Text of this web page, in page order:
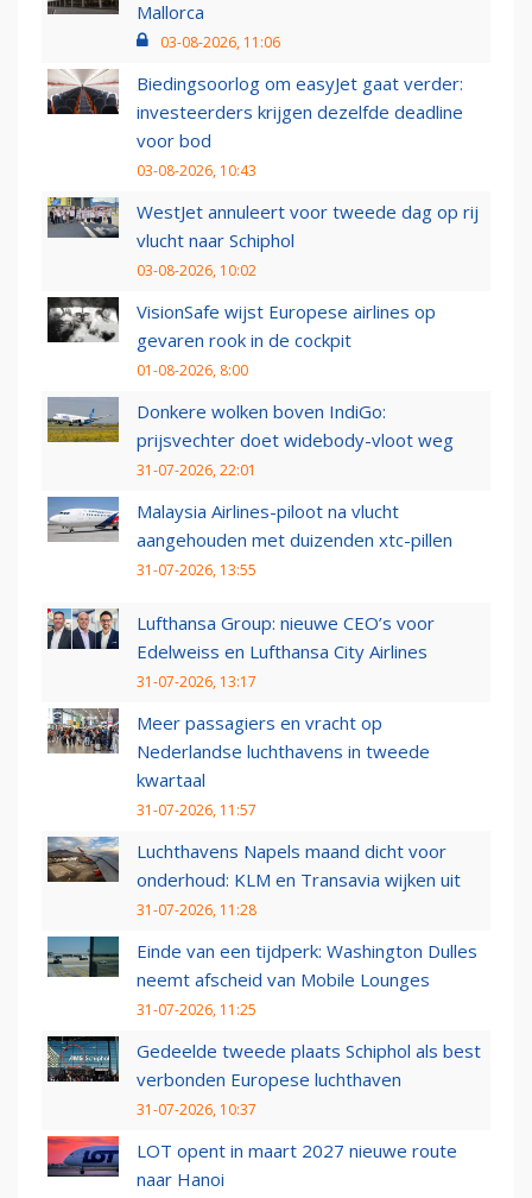
Mallorca
03-08-2026, 11:06
Biedingsoorlog om easyJet gaat verder:
investeerders krijgen dezelfde deadline
voor bod
03-08-2026, 10:43
WestJet annuleert voor tweede dag op rij
vlucht naar Schiphol
03-08-2026, 10:02
VisionSafe wijst Europese airlines op
gevaren rook in de cockpit
01-08-2026, 8:00
Donkere wolken boven IndiGo:
prijsvechter doet widebody-vloot weg
31-07-2026, 22:01
Malaysia Airlines-piloot na vlucht
aangehouden met duizenden xtc-pillen
31-07-2026, 13:55
Lufthansa Group: nieuwe CEO’s voor
Edelweiss en Lufthansa City Airlines
31-07-2026, 13:17
Meer passagiers en vracht op
Nederlandse luchthavens in tweede
kwartaal
31-07-2026, 11:57
Luchthavens Napels maand dicht voor
onderhoud: KLM en Transavia wijken uit
31-07-2026, 11:28
Einde van een tijdperk: Washington Dulles
neemt afscheid van Mobile Lounges
31-07-2026, 11:25
Gedeelde tweede plaats Schiphol als best
verbonden Europese luchthaven
31-07-2026, 10:37
LOT opent in maart 2027 nieuwe route
naar Hanoi